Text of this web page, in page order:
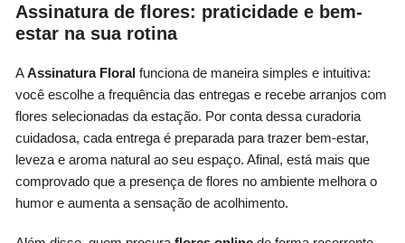
Assinatura de flores: praticidade e bem-
estar na sua rotina
AAssinatura Floral funciona de maneira simples e intuitiva:
você escolhe a frequência das entregas e recebe arranjos com
flores selecionadas da estação. Por conta dessa curadoria
cuidadosa, cada entrega é preparada para trazer bem-estar,
leveza e aroma natural ao seu espaço. Afinal, está mais que
comprovado que a presença de flores no ambiente melhora o
humor e aumenta a sensação de acolhimento.